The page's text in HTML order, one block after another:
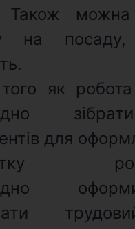
Також можна
на
як
для